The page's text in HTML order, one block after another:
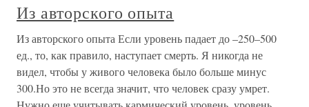
Из авторского опыта
Из авторского опыта Если уровень падает до –250–500
ед., то, как правило, наступает смерть. Я никогда не
видел, чтобы у живого человека было больше минус
300.Но это не всегда значит, что человек сразу умрет.